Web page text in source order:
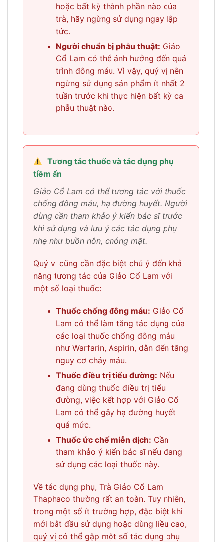
hoặc bất kỳ thành phần nào của
trà, hãy ngừng sử dụng ngay lập
tức.
Người chuẩn bị phẫu thuật: Giảo
Cổ Lam có thể ảnh hưởng đến quá
trình đông máu. Vì vậy, quý vị nên
ngừng sử dụng sản phẩm ít nhất 2
tuần trước khi thực hiện bất kỳ ca
phẫu thuật nào.
Tương tác thuốc và tác dụng phụ
tiềm ẩn
Giảo Cổ Lam có thể tương tác với thuốc
chống đông máu, hạ đường huyết. Người
dùng cần tham khảo ý kiến bác sĩ trước
khi sử dụng và lưu ý các tác dụng phụ
nhẹ như buồn nôn, chóng mặt.
Quý vị cũng cần đặc biệt chú ý đến khả
năng tương tác của Giảo Cổ Lam với
một số loại thuốc:
Thuốc chống đông máu: Giảo Cổ
Lam có thể làm tăng tác dụng của
các loại thuốc chống đông máu
như Warfarin, Aspirin, dẫn đến tăng
nguy cơ chảy máu.
Thuốc điều trị tiểu đường: Nếu
đang dùng thuốc điều trị tiểu
đường, việc kết hợp với Giảo Cổ
Lam có thể gây hạ đường huyết
quá mức.
Thuốc ức chế miễn dịch: Cần
tham khảo ý kiến bác sĩ nếu đang
sử dụng các loại thuốc này.
Về tác dụng phụ, Trà Giảo Cổ Lam
Thaphaco thường rất an toàn. Tuy nhiên,
trong một số ít trường hợp, đặc biệt khi
mới bắt đầu sử dụng hoặc dùng liều cao,
quý vị có thể gặp một số tác dụng phụ